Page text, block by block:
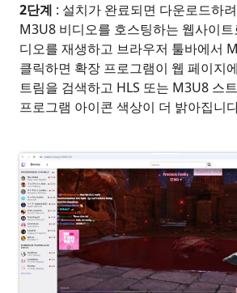
2단계 : 설치가 완료되면 다운로드하
M3U8 비디오를 호스팅하는 웹사이
디오를 재생하고 브라우저 툴바에서
클릭하면 확장 프로그램이 웹 페이지
트림을 검색하고 HLS 또는 M3U8 스
프로그램 아이콘 색상이 더 밝아집니